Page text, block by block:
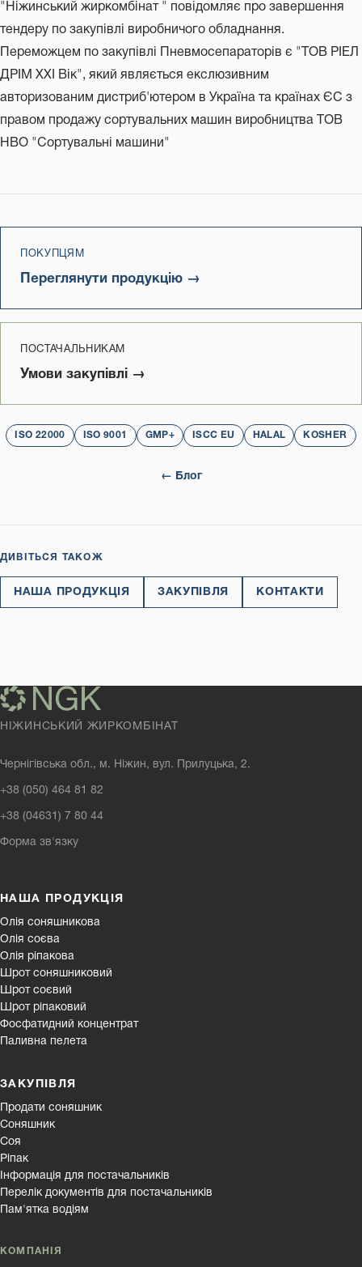
"Ніжинський жиркомбінат " повідомляє про завершення
тендеру по закупівлі виробничого обладнання.
Переможцем по закупівлі Пневмосепараторів є "ТОВ РІЕЛ
ДРІМ XXI Вік", який являється екслюзивним
авторизованим дистриб'ютером в Україна та країнах ЄС з
правом продажу сортувальних машин виробництва ТОВ
НВО "Сортувальні машини"
ПОКУПЦЯМ
Переглянути продукцію →
ПОСТАЧАЛЬНИКАМ
Умови закупівлі →
ISO 22000 ISO 9001 GMP+ ISCC EU HALAL KOSHER
← Блог
ДИВІТЬСЯ ТАКОЖ
НАША ПРОДУКЦІЯ ЗАКУПІВЛЯ КОНТАКТИ
НІЖИНСЬКИЙ ЖИРКОМБІНАТ
Чернігівська обл., м. Ніжин, вул. Прилуцька, 2.
+38 (050) 464 81 82
+38 (04631) 7 80 44
Форма зв'язку
НАША ПРОДУКЦІЯ
Олія соняшникова
Олія соєва
Олія ріпакова
Шрот соняшниковий
Шрот соєвий
Шрот ріпаковий
Фосфатидний концентрат
Паливна пелета
ЗАКУПІВЛЯ
Продати соняшник
Соняшник
Соя
Ріпак
Інформація для постачальників
Перелік документів для постачальників
Пам'ятка водіям
КОМПАНІЯ